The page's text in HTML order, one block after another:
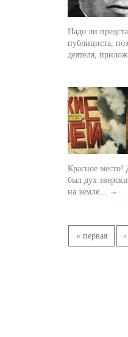
Надо ли
публициста,
деятеля,
Красное место! Драгой
был дух зверски! А я не могу никогда забыти, Пока имею
на земле... →
« первая